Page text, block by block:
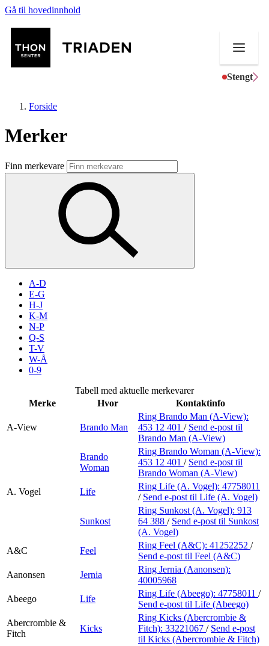
Gå til hovedinnhold
Stengt
Butikker
Mat og drikke
Aktiviteter
Inspirasjon
Søk
Praktisk informasjon
Ledige stillinger
Gavekort
Best på service
Forside
Merker
Finn merkevare
A-D
E-G
H-J
K-M
N-P
Q-S
T-V
W-Å
0-9
Tabell med aktuelle merkevarer
Merke
Hvor Kontaktinfo
A-View Brando Man
Ring Brando Man (A-View):
453 12 401 / Send e-post til
Brando Man (A-View)
Brando
Woman
Ring Brando Woman (A-View):
453 12 401 / Send e-post til
Brando Woman (A-View)
A. Vogel
Life
Ring Life (A. Vogel): 47758011
/ Send e-post til Life (A. Vogel)
Sunkost
Ring Sunkost (A. Vogel): 913
64 388 / Send e-post til Sunkost
(A. Vogel)
A&C
Feel
Ring Feel (A&C): 41252252 /
Send e-post til Feel (A&C)
Aanonsen
Jernia
Ring Jernia (Aanonsen):
40005968
Abeego
Life
Ring Life (Abeego): 47758011 /
Send e-post til Life (Abeego)
Abercrombie &
Fitch
Kicks
Ring Kicks (Abercrombie &
Fitch): 33221067 / Send e-post
til Kicks (Abercrombie & Fitch)